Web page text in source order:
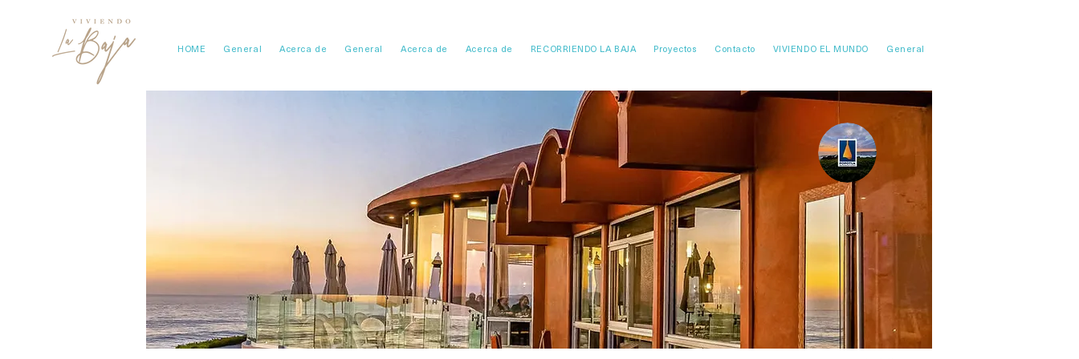
HOME General Acerca de General Acerca de Acerca de RECORRIENDO LA BAJA Proyectos Contacto VIVIENDO EL MUNDO General